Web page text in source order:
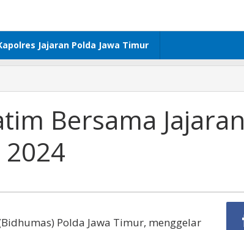
Jajaran Polda Jawa Timur
Bersama Jajaran
Polda Jawa Timur, menggelar